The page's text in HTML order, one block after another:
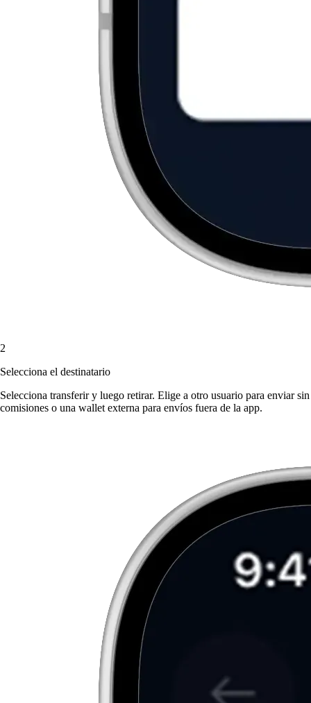
2
Selecciona el destinatario
Selecciona transferir y luego retirar. Elige a otro usuario para enviar sin
comisiones o una wallet externa para envíos fuera de la app.